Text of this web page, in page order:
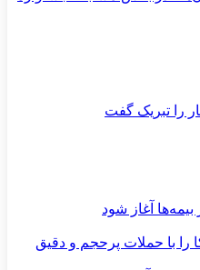
را تبریک گفت
آغاز شود
را با حملات پرحجم‌‌ و دقیق‌